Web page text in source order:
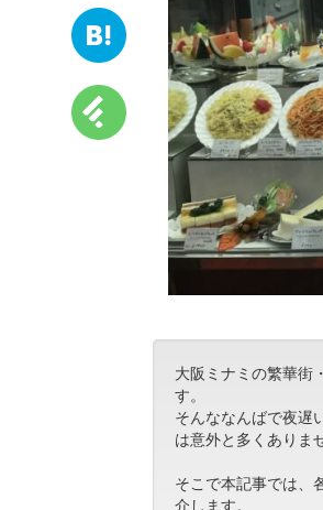
大阪ミナミの繁華街
す。
そんななんばで夜遅
は意外と多くありま
そこで本記事では、
介します。